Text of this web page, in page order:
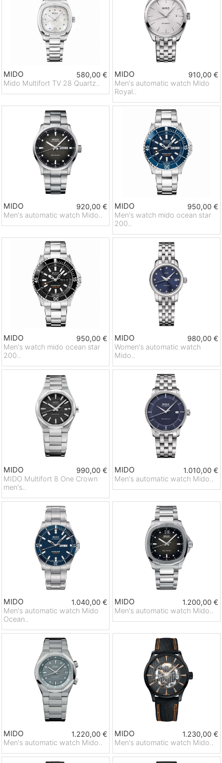
MIDO
580,00 €
Mido Multifort TV 28 Quartz..
MIDO
910,00 €
Men's automatic watch Mido
Royal..
MIDO
920,00 €
Men's automatic watch Mido..
MIDO
950,00 €
Men's watch mido ocean star
200..
MIDO
950,00 €
Men's watch mido ocean star
200..
MIDO
980,00 €
Women's automatic watch
Mido..
MIDO
990,00 €
MIDO Multifort 8 One Crown
men's..
MIDO
1.010,00 €
Men's automatic watch Mido..
MIDO
1.040,00 €
Men's automatic watch Mido
Ocean..
MIDO
1.200,00 €
Men's automatic watch Mido..
MIDO
1.220,00 €
Men's automatic watch Mido..
MIDO
1.230,00 €
Men's automatic watch Mido..